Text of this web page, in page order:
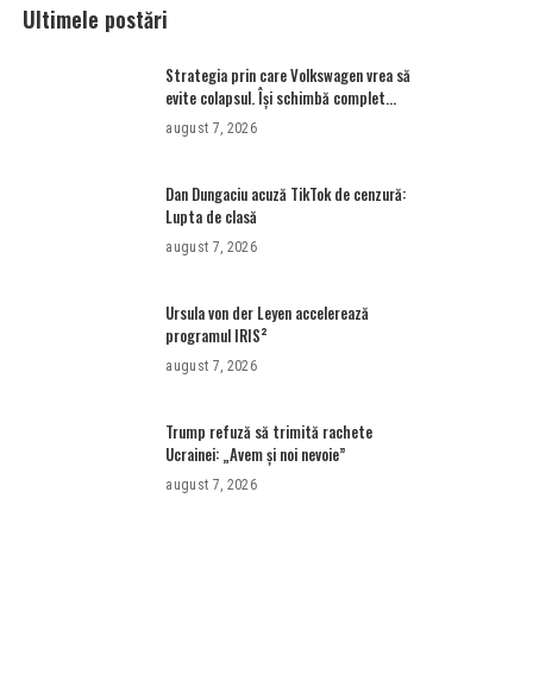
Ultimele postări
Strategia prin care Volkswagen vrea să
evite colapsul. Îşi schimbă complet
modelul de business • Newsweek
România
august 7, 2026
Dan Dungaciu acuză TikTok de cenzură:
Lupta de clasă
august 7, 2026
Ursula von der Leyen accelerează
programul IRIS²
august 7, 2026
Trump refuză să trimită rachete
Ucrainei: „Avem și noi nevoie”
august 7, 2026